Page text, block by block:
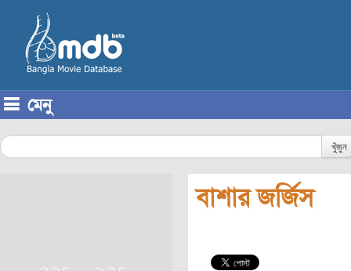
মেনু
খুঁজুন
বাশার জর্জিস